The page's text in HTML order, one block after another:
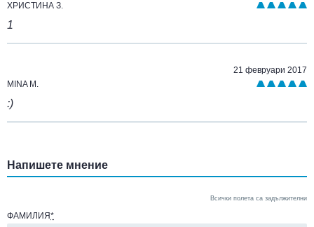
ХРИСТИНА З.
1
MINA M.
21 февруари 2017
:)
Напишете мнение
Всички полета са задължителни
ФАМИЛИЯ*